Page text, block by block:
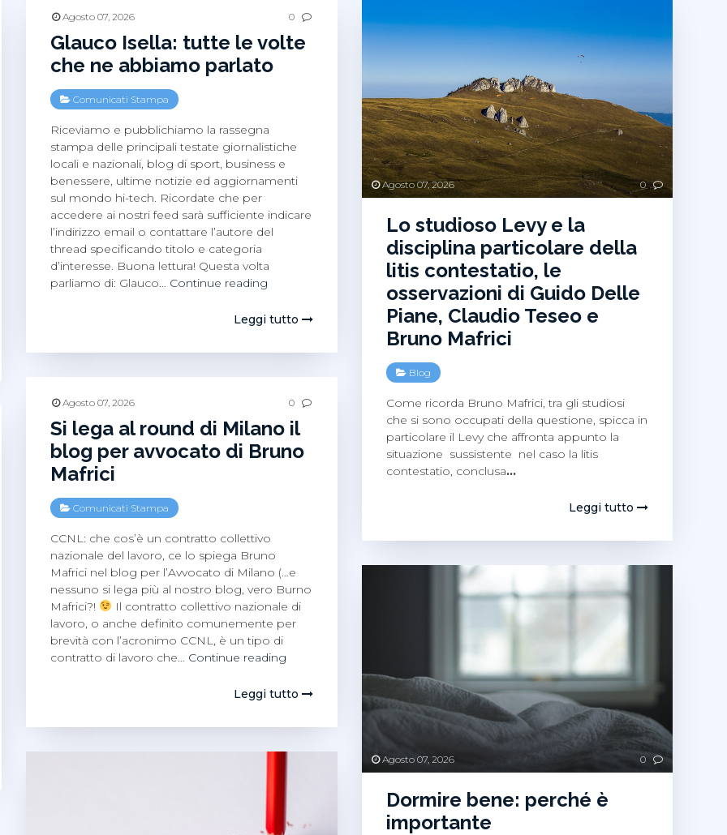
Agosto 07, 2026 0
Glauco Isella: tutte le volte
che ne abbiamo parlato
Comunicati Stampa
Riceviamo e pubblichiamo la rassegna
stampa delle principali testate giornalistiche
locali e nazionali, blog di sport, business e
benessere, ultime notizie ed aggiornamenti
sul mondo hi-tech. Ricordate che per
accedere ai nostri feed sarà sufficiente indicare
l’indirizzo email o contattare l’autore del
thread specificando titolo e categoria
d’interesse. Buona lettura! Questa volta
parliamo di: Glauco… Continue reading
tutte
volte
abbiamo
parlato
Leggi tutto
Agosto 07, 2026 0
Lo studioso Levy e la
disciplina particolare della
litis contestatio, le
osservazioni di Guido Delle
Piane, Claudio Teseo e
Bruno Mafrici
Blog
Come ricorda Bruno Mafrici, tra gli studiosi
che si sono occupati della questione, spicca in
particolare il Levy che affronta appunto la
situazione sussistente nel caso la litis
contestatio, conclusa…
Leggi tutto
Agosto 07, 2026 0
Si lega al round di Milano il
blog per avvocato di Bruno
Mafrici
Comunicati Stampa
CCNL: che cos’è un contratto collettivo
nazionale del lavoro, ce lo spiega Bruno
Mafrici nel blog per l’Avvocato di Milano (…e
nessuno si lega più al nostro blog, vero Burno
Mafrici?!
Il contratto collettivo nazionale di
lavoro, o anche definito comunemente per
brevità con l’acronimo CCNL, è un tipo di
contratto di lavoro che… Continue reading
al
di
di
Leggi tutto
Agosto 07, 2026 0
Dormire bene: perché è
importante